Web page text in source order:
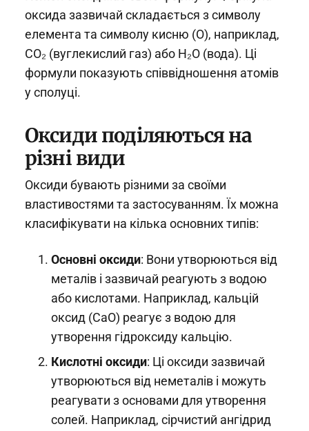
оксида зазвичай складається з символу
елемента та символу кисню (O), наприклад,
CO₂ (вуглекислий газ) або H₂O (вода). Ці
формули показують співвідношення атомів
у сполуці.
Оксиди поділяються на
різні види
Оксиди бувають різними за своїми
властивостями та застосуванням. Їх можна
класифікувати на кілька основних типів:
Основні оксиди: Вони утворюються від
металів і зазвичай реагують з водою
або кислотами. Наприклад, кальцій
оксид (CaO) реагує з водою для
утворення гідроксиду кальцію.
Кислотні оксиди: Ці оксиди зазвичай
утворюються від неметалів і можуть
реагувати з основами для утворення
солей. Наприклад, сірчистий ангідрид